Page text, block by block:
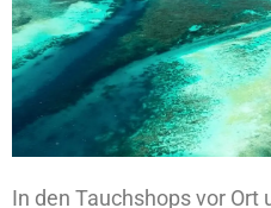
In den Tauchshops vor